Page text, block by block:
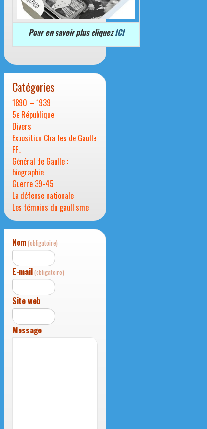
Pour en savoir plus cliquezICI
Catégories
1890 – 1939
5e République
Divers
Exposition Charles de Gaulle
FFL
Général de Gaulle :
biographie
Guerre 39-45
La défense nationale
Les témoins du gaullisme
Nom(obligatoire)
E-mail(obligatoire)
Site web
Message